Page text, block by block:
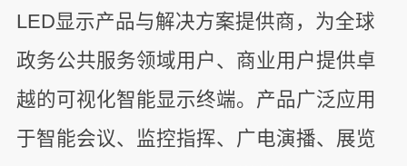
LED显示产品与解决方案提供商，为全球
政务公共服务领域用户、商业用户提供卓
越的可视化智能显示终端。产品广泛应用
于智能会议、监控指挥、广电演播、展览